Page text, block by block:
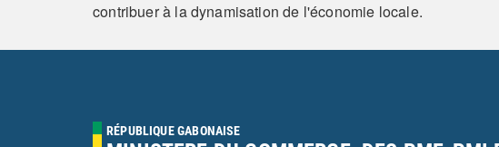
contribuer à la dynamisation de l'économie locale.
RÉPUBLIQUE GABONAISE